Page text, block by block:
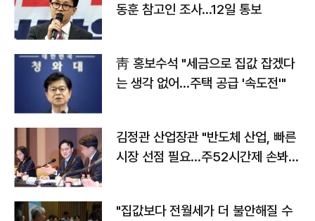
동훈 참고인 조사...12일 통보
靑 홍보수석 "세금으로 집값 잡겠다
는 생각 없어…주택 공급 '속도전'"
김정관 산업장관 "반도체 산업, 빠른
시장 선점 필요…주52시간제 손봐
"집값보다 전월세가 더 불안해질 수